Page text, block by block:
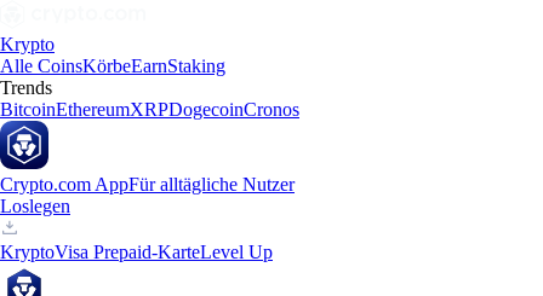
Krypto
Alle CoinsKörbeEarnStaking
Trends
BitcoinEthereumXRPDogecoinCronos
Crypto.com AppFür alltägliche Nutzer
Loslegen
KryptoVisa Prepaid-KarteLevel Up